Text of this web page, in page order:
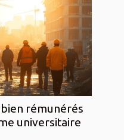
rémunérés
universitaire